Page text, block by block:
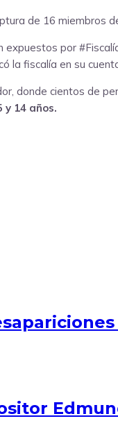
de 16 miembros
expuestos por
la fiscalía en su
donde cientos de
y 14 años.